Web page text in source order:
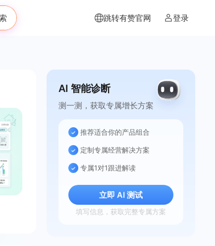
跳转有赞官网 登录
AI 智能诊断
测一测，获取专属增长方案
推荐适合你的产品组合
定制专属经营解决方案
专属1对1跟进解读
立即 AI 测试
填写信息，获取完整专属方案